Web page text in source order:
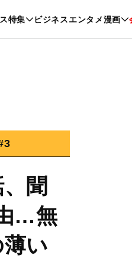
特集 ビジネスエンタメ漫画
ヘルスケア 美容 グルメ フ
聞
…無
い